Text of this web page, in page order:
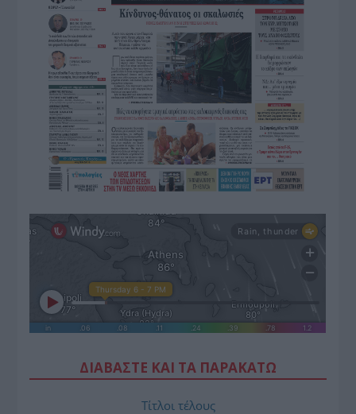
ΔΙΑΒΑΣΤΕ ΚΑΙ ΤΑ ΠΑΡΑΚΑΤΩ
Τίτλοι τέλους